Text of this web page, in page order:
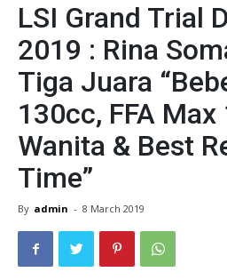
LSI Grand Trial
2019 : Rina
Tiga Juara
130cc, FFA
Wanita & Best
Time”
By admin - 8 March 2019